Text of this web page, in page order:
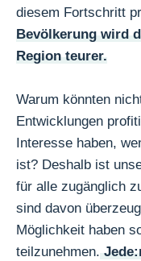
diesem Fortschritt
Bevölkerung wird
Region teurer.
Warum könnten
Entwicklungen
Interesse haben,
ist? Deshalb ist
für alle zugänglich
sind davon
Möglichkeit haben
teilzunehmen.